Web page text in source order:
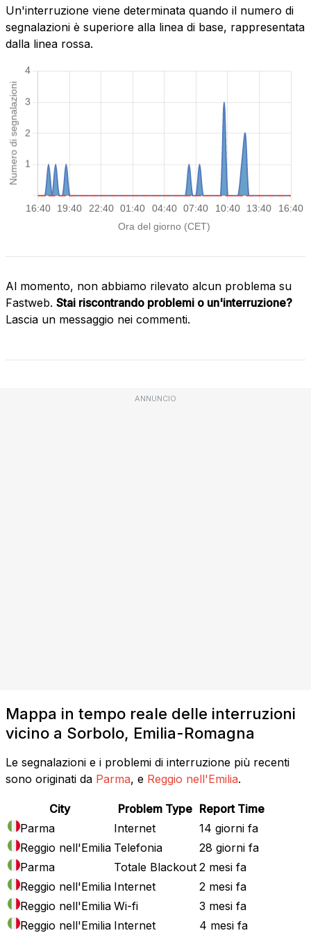
Un'interruzione viene determinata quando il numero di
segnalazioni è superiore alla linea di base, rappresentata
dalla linea rossa.
Al momento, non abbiamo rilevato alcun problema su
Fastweb. Stai riscontrando problemi o un'interruzione?
Lascia un messaggio nei commenti.
ANNUNCIO
Mappa in tempo reale delle interruzioni
vicino a Sorbolo, Emilia-Romagna
Le segnalazioni e i problemi di interruzione più recenti
sono originati da Parma, e Reggio nell'Emilia.
City Problem Type Report Time
Parma
Internet
14 giorni fa
Reggio nell'Emilia Telefonia
28 giorni fa
Parma
Totale Blackout 2 mesi fa
Reggio nell'Emilia Internet
2 mesi fa
Reggio nell'Emilia Wi-fi
3 mesi fa
Reggio nell'Emilia Internet 4 mesi fa